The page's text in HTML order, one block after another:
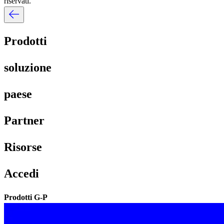
Prodotti​​
soluzione​​
paese​​
Partner​​
Risorse​​
Accedi​​
Prodotti G-P​​